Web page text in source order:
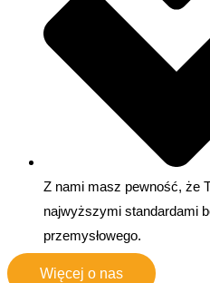
Z nami masz pewność, że
najwyższymi standardami
przemysłowego.
Więcej o nas